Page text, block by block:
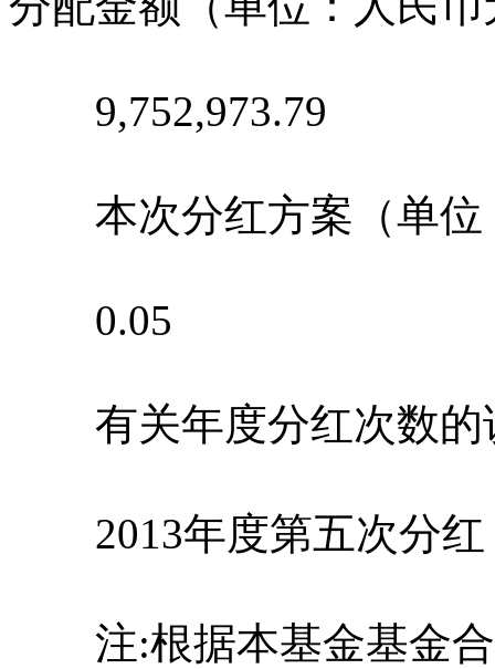
9,752,973.79
本次分红方案（单位
0.05
有关年度分红次数的
2013年度第五次分红
注:根据本基金基金合